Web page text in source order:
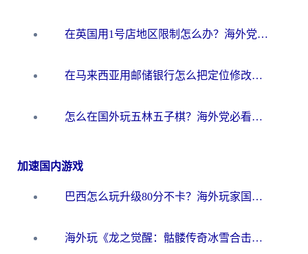
在英国用1号店地区限制怎么办？海外党必看的回国加速全攻略
在马来西亚用邮储银行怎么把定位修改到中国国内？3个海外生活痛点一次解决
怎么在国外玩五林五子棋？海外党必看的回国加速全攻略（附优酷荔枝FM解决方法）
加速国内游戏
巴西怎么玩升级80分不卡？海外玩家国服游戏加速器终极指南（附避坑技巧）
海外玩《龙之觉醒：骷髅传奇冰雪合击》延迟高？这篇指南帮你解决卡顿烦恼！